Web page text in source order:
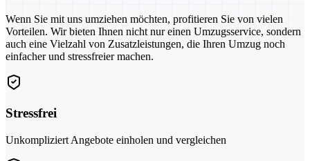
Wenn Sie mit uns umziehen möchten, profitieren Sie von vielen
Vorteilen. Wir bieten Ihnen nicht nur einen Umzugsservice, sondern
auch eine Vielzahl von Zusatzleistungen, die Ihren Umzug noch
einfacher und stressfreier machen.
Stressfrei
Unkompliziert Angebote einholen und vergleichen